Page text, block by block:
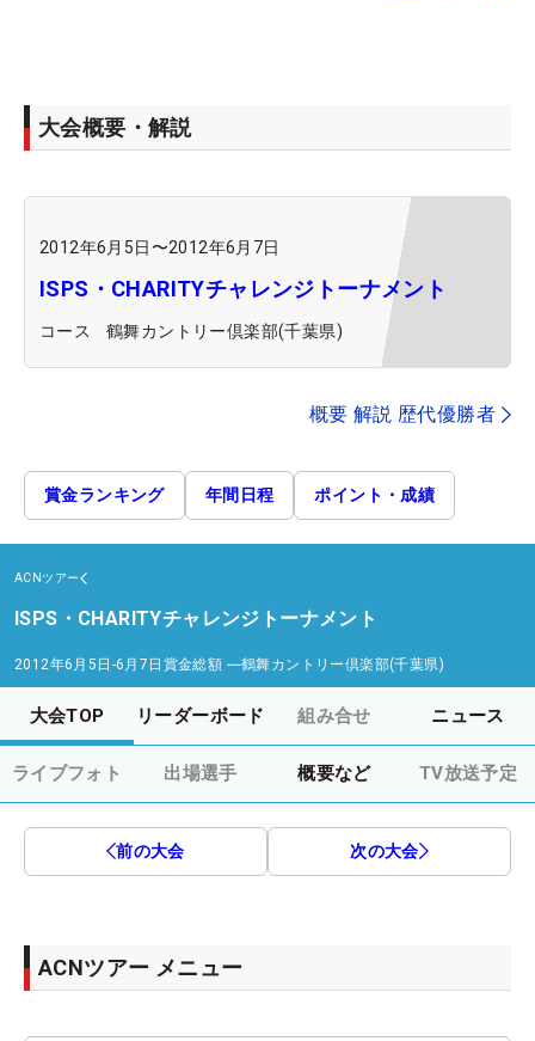
大会概要・解説
2012年6月5日 〜2012年6月7日
ISPS・CHARITYチャレンジトーナメント
コース 鶴舞カントリー倶楽部(千葉県)
概要 解説 歴代優勝者
賞金ランキング 年間日程 ポイント・成績
ACNツアー
ISPS・CHARITYチャレンジトーナメント
2012年6月5日-6月7日 賞金総額 ―鶴舞カントリー倶楽部(千葉県)
大会TOP リーダーボード 組み合せ ニュース
ライブフォト 出場選手 概要など TV放送予定
前の大会 次の大会
ACNツアー メニュー